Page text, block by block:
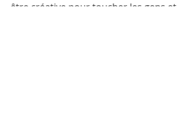
être créative pour toucher les gens et